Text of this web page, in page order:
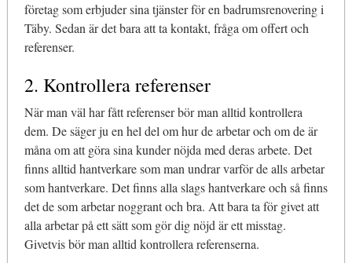
företag som erbjuder sina tjänster för en badrumsrenovering i
Täby. Sedan är det bara att ta kontakt, fråga om offert och
referenser.
2. Kontrollera referenser
När man väl har fått referenser bör man alltid kontrollera
dem. De säger ju en hel del om hur de arbetar och om de är
måna om att göra sina kunder nöjda med deras arbete. Det
finns alltid hantverkare som man undrar varför de alls arbetar
som hantverkare. Det finns alla slags hantverkare och så finns
det de som arbetar noggrant och bra. Att bara ta för givet att
alla arbetar på ett sätt som gör dig nöjd är ett misstag.
Givetvis bör man alltid kontrollera referenserna.